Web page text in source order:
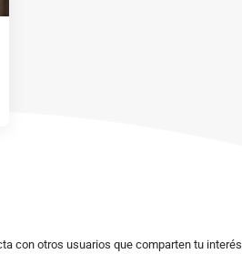
con otros usuarios que comparten tu interés